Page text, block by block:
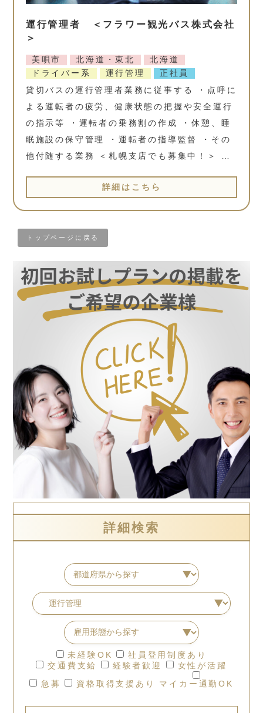
詳細検索
未経験OK
社員登用制度あり
交通費支給
経験者歓迎
女性が活躍
急募
資格取得支援あり マイカー通勤OK
運行管理者 ＜フラワー観光バス株式会社
＞
美唄市 北海道・東北
北海道
ドライバー系
運行管理
正社員
貸切バスの運行管理者業務に従事する ・点呼に
よる運転者の疲労、健康状態の把握や安全運行
の指示等 ・運転者の乗務割の作成 ・休憩、睡
眠施設の保守管理 ・運転者の指導監督 ・その
他付随する業務 ＜札幌支店でも募集中！＞ …
詳細はこちら
トップページに戻る